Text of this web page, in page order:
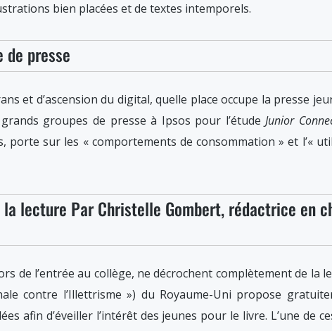
bien placées et de textes intemporels.
de presse
et d’ascension du digital, quelle place occupe la presse
groupes de presse à Ipsos pour l’étudeJunior
porte sur les « comportements de consommation » et l’«
lecture Par Christelle Gombert, rédactrice en
de l’entrée au collège, ne décrochent complètement de la
contre l’Illettrisme ») du Royaume-Uni propose
afin d’éveiller l’intérêt des jeunes pour le livre. L’une de